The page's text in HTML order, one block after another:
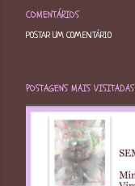
COMENTÁRIOS
POSTAR UM COMENTÁRIO
POSTAGENS MAIS VISITADAS